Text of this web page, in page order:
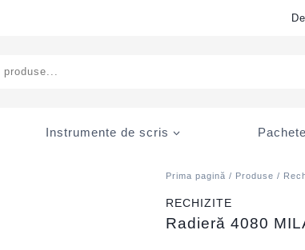
Instrumente de scris
Prima pagină / Produse /
RECHIZITE
Radieră 4080